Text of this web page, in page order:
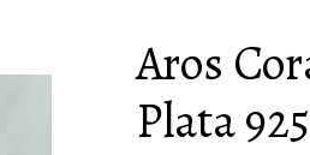
Aros
Plata